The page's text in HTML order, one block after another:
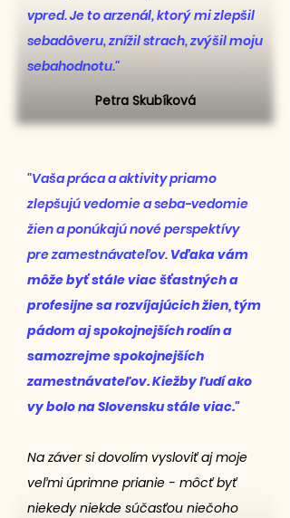
vpred.Je to arzenál, ktorý mi zlepšil
sebadôveru, znížil strach, zvýšil moju
sebahodnotu."
Petra Skubíková
"Vaša práca a aktivity priamo
zlepšujú vedomie a seba-vedomie
žien a ponúkajú nové perspektívy
pre zamestnávateľov. Vďaka vám
môže byť stále viac šťastných a
profesijne sa rozvíjajúcich žien, tým
pádom aj spokojnejších rodín a
samozrejme spokojnejších
zamestnávateľov. Kiežby ľudí ako
vy bolo na Slovensku stále viac."
Na záver si dovolím vysloviť aj moje
veľmi úprimne prianie - môcť byť
niekedy niekde súčasťou niečoho